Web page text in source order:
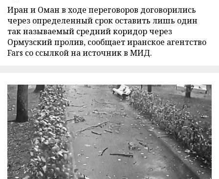
Иран и Оман в ходе переговоров договорились
через определенный срок оставить лишь один
так называемый средний коридор через
Ормузский пролив, сообщает иранское агентство
Fars со ссылкой на источник в МИД.